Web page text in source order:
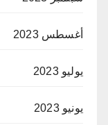
أغسطس 2023
يوليو 2023
يونيو 2023